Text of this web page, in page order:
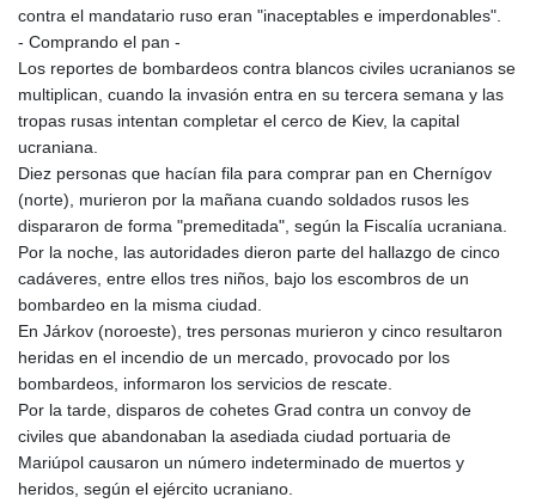
contra el mandatario ruso eran "inaceptables e imperdonables".
- Comprando el pan -
Los reportes de bombardeos contra blancos civiles ucranianos se
multiplican, cuando la invasión entra en su tercera semana y las
tropas rusas intentan completar el cerco de Kiev, la capital
ucraniana.
Diez personas que hacían fila para comprar pan en Chernígov
(norte), murieron por la mañana cuando soldados rusos les
dispararon de forma "premeditada", según la Fiscalía ucraniana.
Por la noche, las autoridades dieron parte del hallazgo de cinco
cadáveres, entre ellos tres niños, bajo los escombros de un
bombardeo en la misma ciudad.
En Járkov (noroeste), tres personas murieron y cinco resultaron
heridas en el incendio de un mercado, provocado por los
bombardeos, informaron los servicios de rescate.
Por la tarde, disparos de cohetes Grad contra un convoy de
civiles que abandonaban la asediada ciudad portuaria de
Mariúpol causaron un número indeterminado de muertos y
heridos, según el ejército ucraniano.